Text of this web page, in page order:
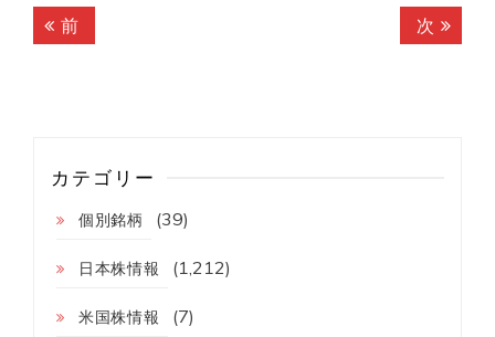
投
ゲ
ョ
ン
前前
の
次 次
の
カテゴリー
個別銘柄 (39)
日本株情報 (1,212)
米国株情報 (7)